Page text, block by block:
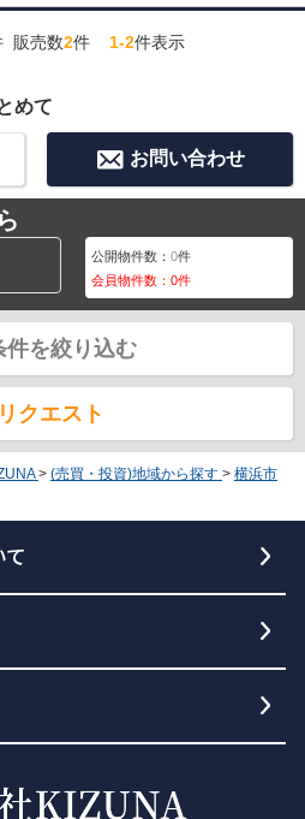
販売数2件1-2件表示
めて
お問い合わせ
公開物件数：0件
会員物件数：0件
件を絞り込む
クエスト
> (売買・投資)地域から探す > 横浜市